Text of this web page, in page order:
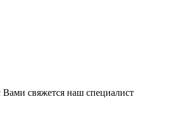
свяжется наш специалист